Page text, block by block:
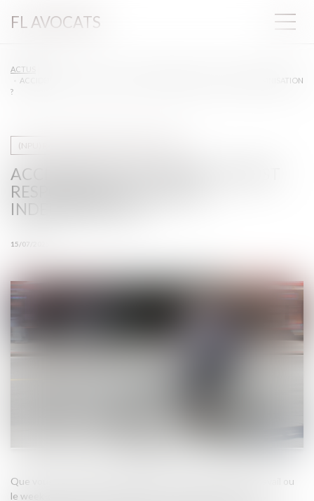
FL AVOCATS
ACTUS
ACCIDENT VÉLO-VOITURE : QUI EST RESPONSABLE ET QUELLE INDEMNISATION
?
ACCIDENT VÉLO-VOITURE : QUI EST
RESPONSABLE ET QUELLE
INDEMNISATION ?
15/07/2025
(NPU) Responsabilité accidents de la route
Que vous utilisiez quotidiennement le vélo pour aller au travail ou
le week-end pour une sortie sportive, l’assurance n’est pas